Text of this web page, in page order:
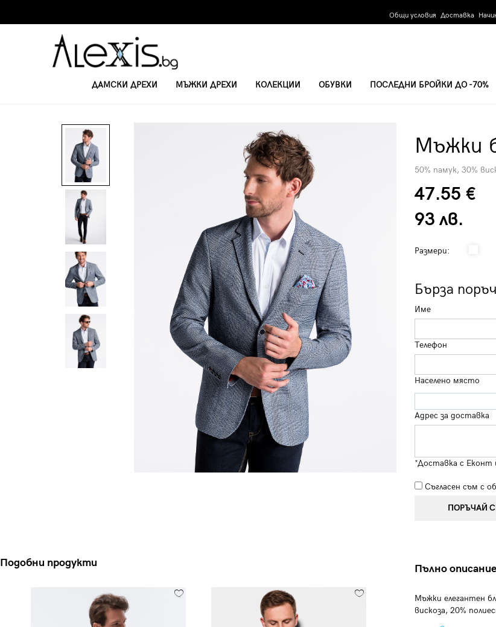
Общи условия Доставка
ДАМСКИ ДРЕХИ МЪЖКИ ДРЕХИ КОЛЕКЦИИ ОБУВКИ ПОСЛЕДНИ БРОЙКИ ДО -70%
Мъжки
50% памук, 30%
47.55 €
93 лв.
Размери:
Бърза
Име
Телефон
Населено място
Адрес за доставка
*Доставка с
Съгласен съм с
ПОРЪЧАЙ
Подобни продукти Пълно описание
Мъжки елегантен
вискоза, 20%